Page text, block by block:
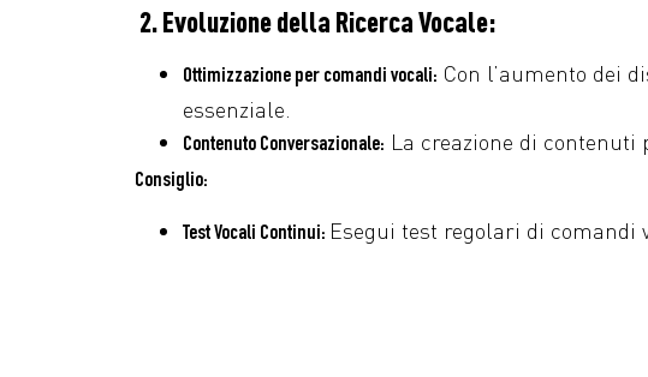
2. Evoluzione della Ricerca Vocale:
Ottimizzazione per comandi vocali: Con l’aumento dei
essenziale.
Contenuto Conversazionale: La creazione di
Consiglio:
Test Vocali Continui: Esegui test regolari di comandi